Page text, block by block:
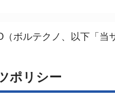
ボルテクノ、以下「当
ポリシー